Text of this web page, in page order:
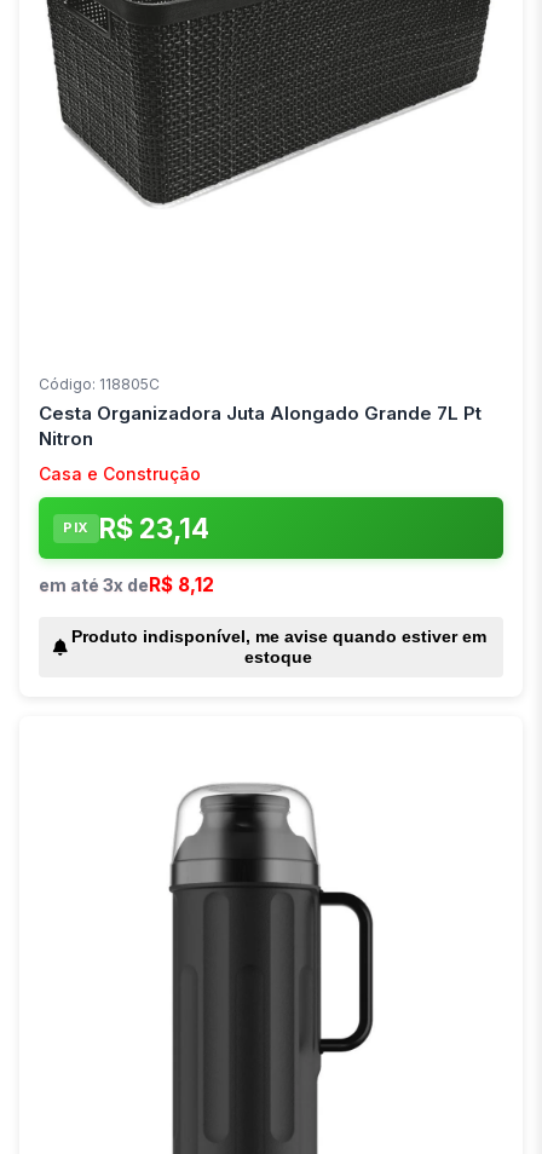
Código: 118805C
Cesta Organizadora Juta Alongado Grande 7L Pt
Nitron
Casa e Construção
PIX R$ 23,14
em até 3x de R$ 8,12
Produto indisponível, me avise quando estiver em
estoque